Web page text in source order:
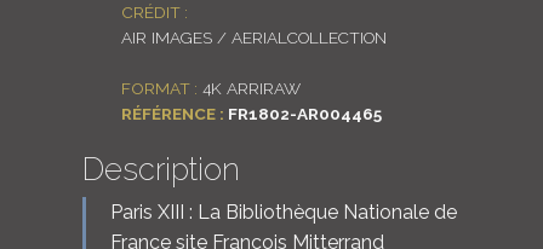
CRÉDIT :
AIR IMAGES / AERIALCOLLECTION
FORMAT : 4K ARRIRAW
RÉFÉRENCE : FR1802-AR004465
Description
Paris XIII : La Bibliothèque Nationale de
France site Francois Mitterrand